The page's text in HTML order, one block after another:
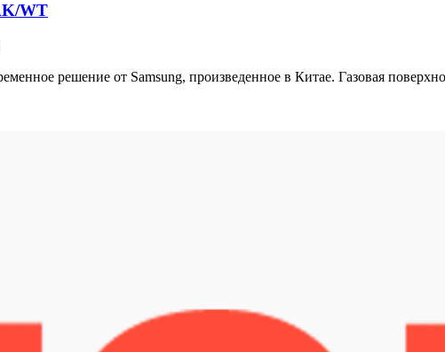
WT
решение от Samsung, произведенное в Китае. Газовая